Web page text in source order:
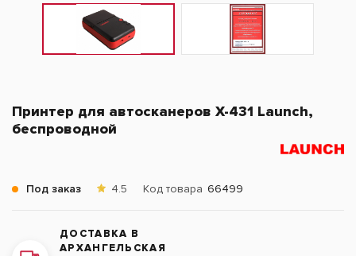
Принтер для автосканеров X-431 Launch,
беспроводной
Под заказ 4.5 Код товара 66499
ДОСТАВКА В
АРХАНГЕЛЬСКАЯ